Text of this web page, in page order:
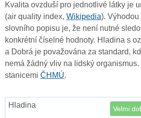
Kvalita ovzduší pro jednotlivé látky je
(air quality index, Wikipedia).
slovního popisu je, že není nutné
konkrétní číselné hodnoty. Hladina s
a Dobrá je považována za standard,
nemá žádný vliv na lidský
stanicemi ČHMÚ.
Velmi